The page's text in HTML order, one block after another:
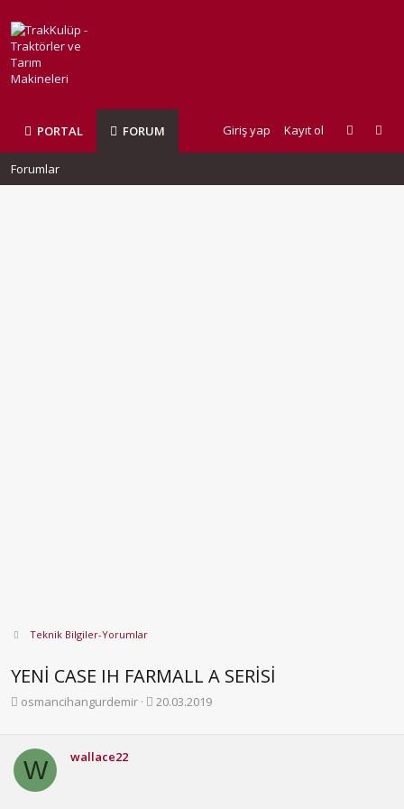
PORTAL FORUM Giriş yap Kayıt ol
Forumlar
Teknik Bilgiler-Yorumlar
YENİ CASE IH FARMALL A SERİSİ
K
b
u
y
osmancihangurdemir
B
20.03.2019
W wallace22